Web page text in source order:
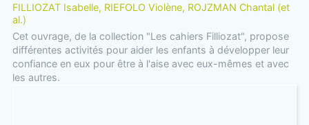
FILLIOZAT Isabelle, RIEFOLO Violène, ROJZMAN Chantal (et
al.)
Cet ouvrage, de la collection "Les cahiers Filliozat", propose
différentes activités pour aider les enfants à développer leur
confiance en eux pour être à l'aise avec eux-mêmes et avec
les autres.